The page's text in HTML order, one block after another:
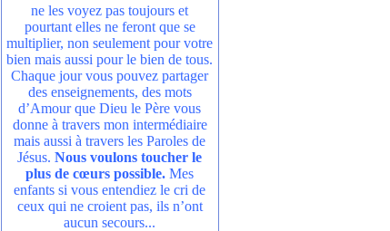
ne les voyez pas toujours et
pourtant elles ne feront que se
multiplier, non seulement pour votre
bien mais aussi pour le bien de tous.
Chaque jour vous pouvez partager
des enseignements, des mots
d’Amour que Dieu le Père vous
donne à travers mon intermédiaire
mais aussi à travers les Paroles de
Jésus.Nous voulons toucher le
plus de cœurs possible. Mes
enfants si vous entendiez le cri de
ceux qui ne croient pas, ils n’ont
aucun secours...